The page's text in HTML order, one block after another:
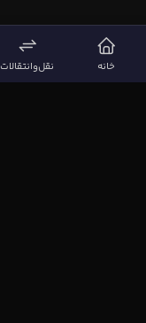
خانه نقل‌وانتقالات